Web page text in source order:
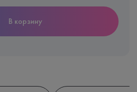
В корзину